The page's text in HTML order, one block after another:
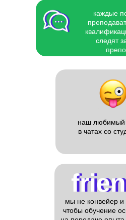
каждые
следят
мы не конвейер и
чтобы обучение
наш любимый
в чатах со